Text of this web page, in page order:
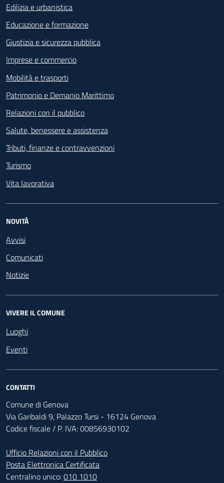
Edilizia e urbanistica
Educazione e formazione
Giustizia e sicurezza pubblica
Imprese e commercio
Mobilità e trasporti
Patrimonio e Demanio Marittimo
Relazioni con il pubblico
Salute, benessere e assistenza
Tributi, finanze e contravvenzioni
Turismo
Vita lavorativa
NOVITÀ
Avvisi
Comunicati
Notizie
VIVERE IL COMUNE
Luoghi
Eventi
CONTATTI
Comune di Genova
Via Garibaldi 9, Palazzo Tursi - 16124 Genova
Codice fiscale / P. IVA: 00856930102
Ufficio Relazioni con il Pubblico
Posta Elettronica Certificata
Centralino unico:010 1010